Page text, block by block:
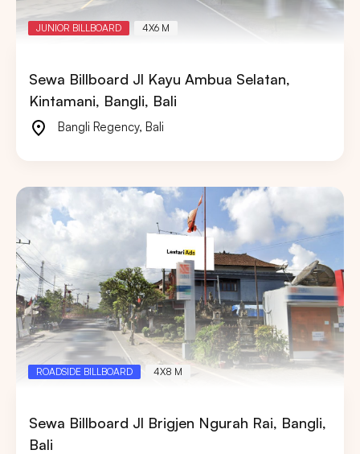
JUNIOR BILLBOARD 4X6 M
Sewa Billboard Jl Kayu Ambua Selatan,
Kintamani, Bangli, Bali
Bangli Regency, Bali
ROADSIDE BILLBOARD 4X8 M
Sewa Billboard Jl Brigjen Ngurah Rai, Bangli,
Bali